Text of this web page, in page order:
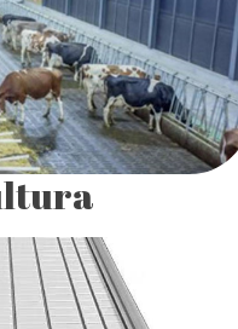
animalelor, sere și
protejate